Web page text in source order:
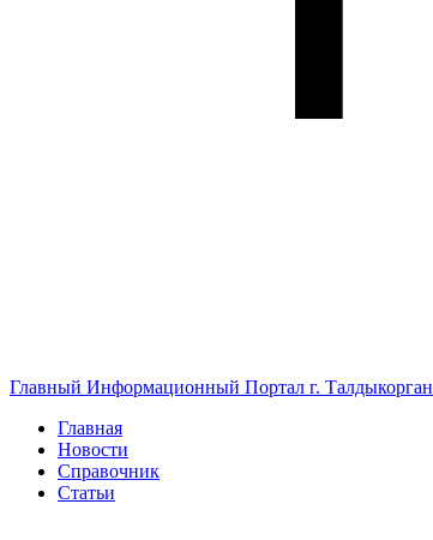
Главный Информационный Портал г. Талдыкорган
Главная
Новости
Справочник
Статьи